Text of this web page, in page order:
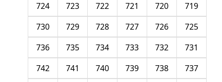
719
720
721
722
723
724
725
726
727
728
729
730
731
732
733
734
735
736
737
738
739
740
741
742